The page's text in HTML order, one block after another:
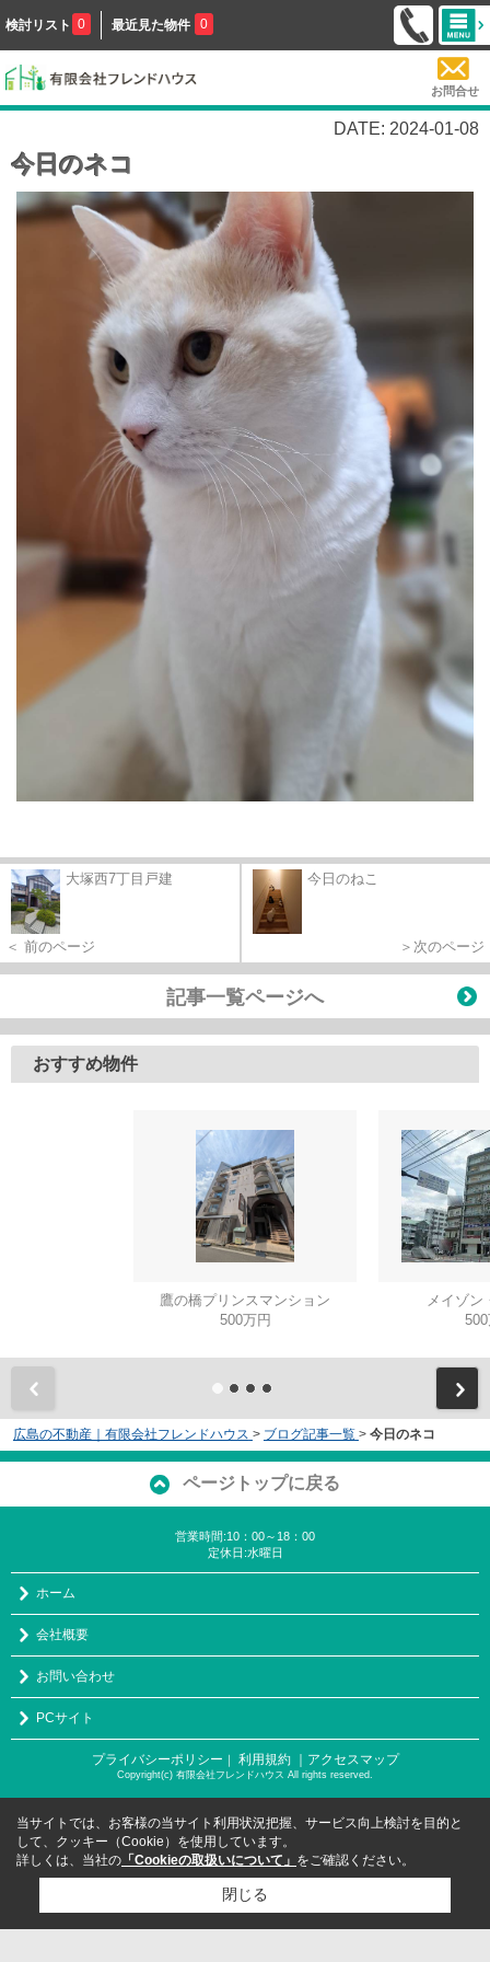
検討リスト 0 最近見た物件 0
お問合せ
DATE: 2024-01-08
今日のネコ
大塚西7丁目戸建
＜ 前のページ
今日のねこ
＞次のページ
記事一覧ページへ
おすすめ物件
鷹の橋プリンスマンション
500万円
メイゾン
広島の不動産｜有限会社フレンドハウス > ブログ記事一覧 > 今日のネコ
ページトップに戻る
営業時間:10：00～18：00
定休日:水曜日
ホーム
会社概要
お問い合わせ
PCサイト
プライバシーポリシー ｜ 利用規約 ｜アクセスマップ
Copyright(c) 有限会社フレンドハウス All rights reserved.
当サイトでは、お客様の当サイト利用状況把握、サービス向上検討を目的と
して、クッキー（Cookie）を使用しています。
詳しくは、当社の 「Cookieの取扱いについて」 をご確認ください。
閉じる